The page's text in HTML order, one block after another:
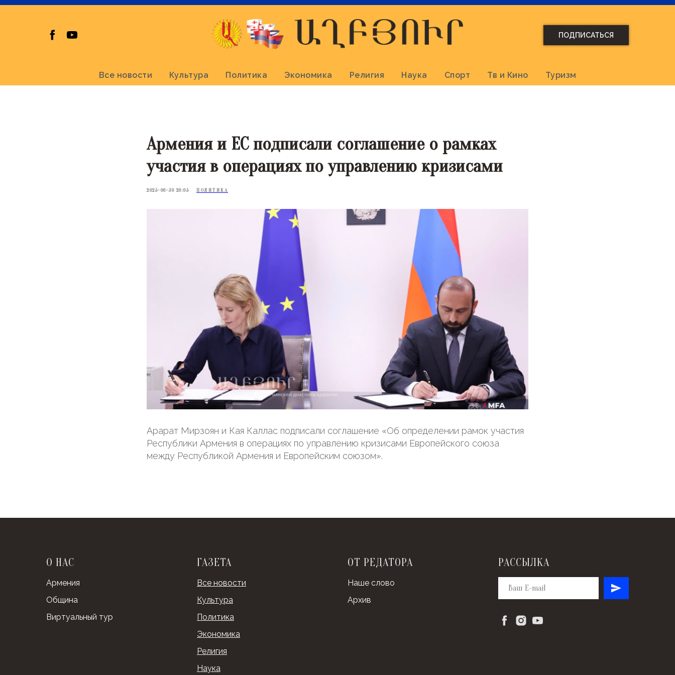
ПОДПИСАТЬСЯ
Все новости Культура Политика Экономика Религия Наука Спорт Тв и Кино Туризм
Армения и ЕС подписали соглашение о рамках
участия в операциях по управлению кризисами
2025-06-30 20:05 ПОЛИТИКА
Арарат Мирзоян и Кая Каллас подписали соглашение «Об определении рамок участия
Республики Армения в операциях по управлению кризисами Европейского союза
между Республикой Армения и Европейским союзом».
О НАС
Армения
Община
Виртуальный тур
ГАЗЕТА
Все новости
Культура
Политика
Экономика
Религия
Наука
ОТ РЕДАТОРА
Наше слово
Архив
РАССЫЛКА